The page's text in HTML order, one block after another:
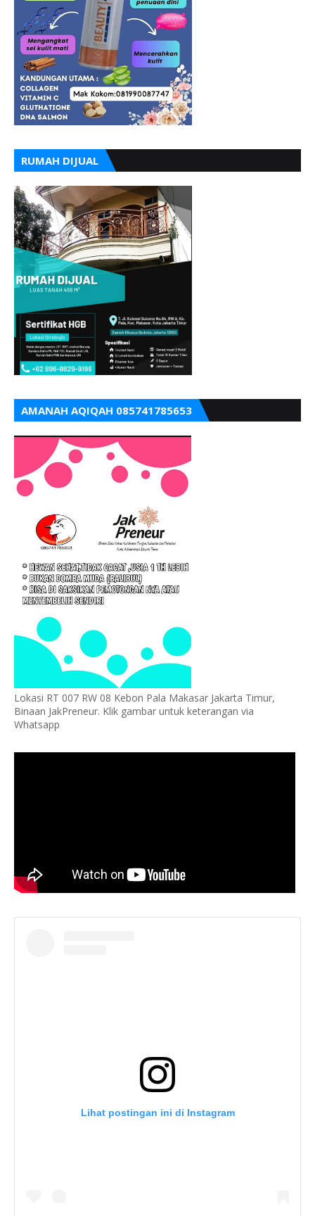
RUMAH DIJUAL
AMANAH AQIQAH 085741785653
Lokasi RT 007 RW 08 Kebon Pala Makasar Jakarta Timur,
Binaan JakPreneur. Klik gambar untuk keterangan via
Whatsapp
Lihat postingan ini di Instagram